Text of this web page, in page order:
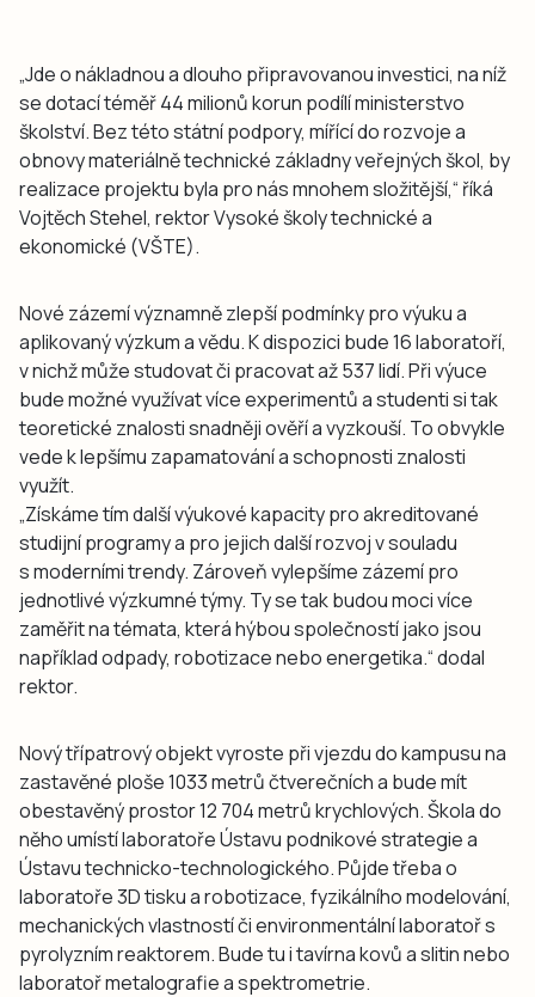
„Jde o nákladnou a dlouho připravovanou investici, na níž
se dotací téměř 44 milionů korun podílí ministerstvo
školství. Bez této státní podpory, mířící do rozvoje a
obnovy materiálně technické základny veřejných škol, by
realizace projektu byla pro nás mnohem složitější,“ říká
Vojtěch Stehel, rektor Vysoké školy technické a
ekonomické (VŠTE).
Nové zázemí významně zlepší podmínky pro výuku a
aplikovaný výzkum a vědu. K dispozici bude 16 laboratoří,
v nichž může studovat či pracovat až 537 lidí. Při výuce
bude možné využívat více experimentů a studenti si tak
teoretické znalosti snadněji ověří a vyzkouší. To obvykle
vede k lepšímu zapamatování a schopnosti znalosti
využít.
„Získáme tím další výukové kapacity pro akreditované
studijní programy a pro jejich další rozvoj v souladu
s moderními trendy. Zároveň vylepšíme zázemí pro
jednotlivé výzkumné týmy. Ty se tak budou moci více
zaměřit na témata, která hýbou společností jako jsou
například odpady, robotizace nebo energetika.“ dodal
rektor.
Nový třípatrový objekt vyroste při vjezdu do kampusu na
zastavěné ploše 1033 metrů čtverečních a bude mít
obestavěný prostor 12 704 metrů krychlových. Škola do
něho umístí laboratoře Ústavu podnikové strategie a
Ústavu technicko-technologického. Půjde třeba o
laboratoře 3D tisku a robotizace, fyzikálního modelování,
mechanických vlastností či environmentální laboratoř s
pyrolyzním reaktorem. Bude tu i tavírna kovů a slitin nebo
laboratoř metalografie a spektrometrie.